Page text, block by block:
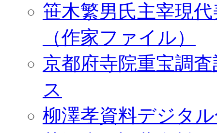
笹木繁男氏主宰現
（作家ファイル）
京都府寺院重宝調
ス
柳澤孝資料デジタ